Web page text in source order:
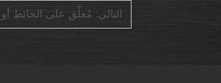
التالي: مُعلَّق على الحائط أو